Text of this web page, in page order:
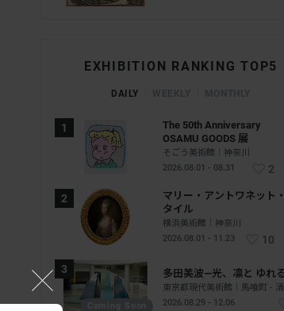
EXHIBITION RANKING TOP5
DAILY
The 50th Anniversary
OSAMU GOODS 展
そごう美術館｜神奈川
2026.08.01 - 08.31
2
マリー・アントワネット
タイル
横浜美術館｜神奈川
2026.08.01 - 11.23
10
多田美波―光、凛と ゆれ
2026.08.29 - 12.06